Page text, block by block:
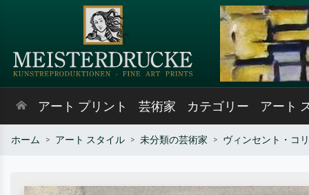
アート プリント 芸術家 カテゴリー アート
ホーム アート スタイル 未分類の芸術家 ヴィンセント・コ